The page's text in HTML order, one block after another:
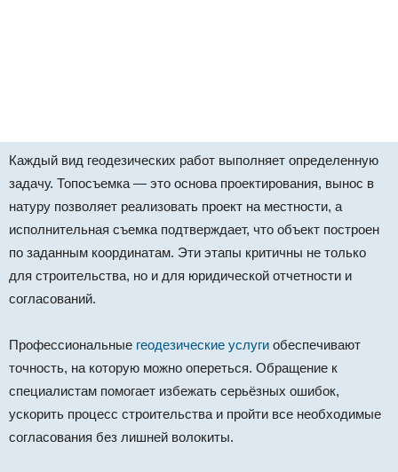
Каждый вид геодезических работ выполняет определенную
задачу. Топосъемка — это основа проектирования, вынос в
натуру позволяет реализовать проект на местности, а
исполнительная съемка подтверждает, что объект построен
по заданным координатам. Эти этапы критичны не только
для строительства, но и для юридической отчетности и
согласований.
Профессиональные геодезические услуги обеспечивают
точность, на которую можно опереться. Обращение к
специалистам помогает избежать серьёзных ошибок,
ускорить процесс строительства и пройти все необходимые
согласования без лишней волокиты.